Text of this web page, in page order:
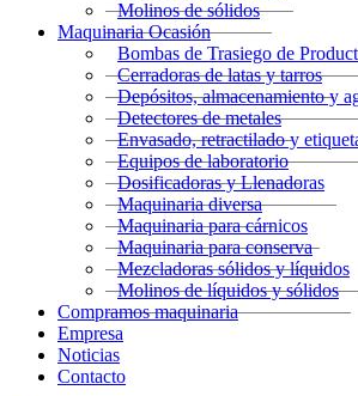
Molinos de sólidos
Maquinaria Ocasión
Bombas de Trasiego de
Cerradoras de latas y tarros
Depósitos, almacenamiento y
Detectores de metales
Envasado, retractilado y
Equipos de laboratorio
Dosificadoras y Llenadoras
Maquinaria diversa
Maquinaria para cárnicos
Maquinaria para conserva
Mezcladoras sólidos y líquidos
Molinos de líquidos y sólidos
Compramos maquinaria
Empresa
Noticias
Contacto